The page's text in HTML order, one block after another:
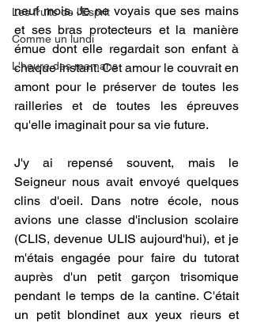
Les fruits de l'Esprit
Comme un lundi
L'heure des mamans
neuf mois. Je ne voyais que ses mains
et ses bras protecteurs et la manière
émue dont elle regardait son enfant à
chaque instant. Cet amour le couvrait en
amont pour le préserver de toutes les
railleries et de toutes les épreuves
qu'elle imaginait pour sa vie future.
J'y ai repensé souvent, mais le
Seigneur nous avait envoyé quelques
clins d'oeil. Dans notre école, nous
avions une classe d'inclusion scolaire
(CLIS, devenue ULIS aujourd'hui), et je
m'étais engagée pour faire du tutorat
auprès d'un petit garçon trisomique
pendant le temps de la cantine. C'était
un petit blondinet aux yeux rieurs et